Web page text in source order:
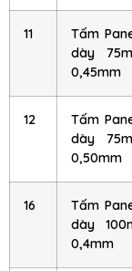
11
Tấm
dày
0,45mm
12
Tấm
dày
0,50mm
16
Tấm
dày
0,4mm